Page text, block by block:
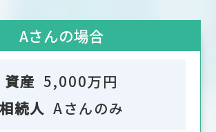
Aさんの場合
資産 5,000万円
相続人 Aさんのみ